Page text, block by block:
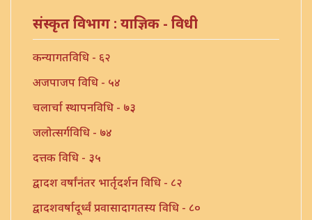
संस्कृत विभाग : याज्ञिक - विधी
कन्यागतविधि - ६२
अजपाजप विधि - ५४
चलार्चा स्थापनविधि - ७३
जलोत्सर्गविधि - ७४
दत्तक विधि - ३५
द्वादश वर्षांनंतर भार्तृदर्शन विधि - ८२
द्वादशवर्षादूर्ध्वं प्रवासादागतस्य विधि - ८०